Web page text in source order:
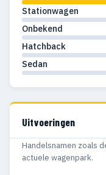
Stationwagen
Onbekend
Hatchback
Sedan
Uitvoeringen
Handelsnamen zoals
actuele wagenpark.